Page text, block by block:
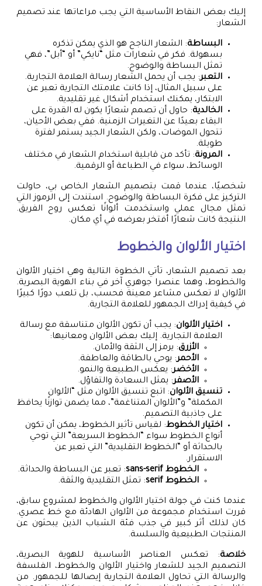
إليك بعض النقاط الأساسية التي يجب مراعاتها عند تصميم
الشعار:
البساطة: الشعار الناجح هو الذي يمكن تذكره
بسهولة. فكر في شعارات مثل “نايكي” أو “أبل”، فهي
تمثل البساطة والوضوح.
التعبر: يجب أن يحمل الشعار رسالة العلامة التجارية.
على سبيل المثال، إذا كانت علامتك التجارية تعبر عن
الابتكار، يمكنك استخدام أشكال غير تقليدية.
الخالدية: حاول أن تصمم شعارًا يكون له القدرة على
البقاء بعيدًا عن التغيرات الزمنية. ففي بعض الأحيان،
تتحول الموضات، ولكن الشعار الجيد يستمر لفترة
طويلة.
المرونة: تأكد من قابلية استخدام الشعار في مختلف
الوسائط، سواء في الطباعة أو الرقمية.
شخصيًا، عندما قمت بتصميم الشعار الخاص بي، حاولت
التركيز على فكرة البساطة والوضوح. استندت إلى الرموز التي
تمثل مجال عملي واستخدمت ألوانًا تعكس روح الفريق.
النتيجة كانت شعارًا أفتخر بعرضه في أي مكان.
اختيار الألوان والخطوط
بعد تصميم الشعار، تأتي الخطوة التالية وهي اختيار الألوان
والخطوط، وهما عنصرا جوهري آخر في بناء الهوية البصرية.
الألوان لا تعكس مشاعر معينة فحسب، بل تلعب دورًا كبيرًا
في كيفية إدراك الجمهور للعلامة التجارية.
اختيار الألوان: يجب أن تكون الألوان متناسقة مع رسالة
العلامة التجارية. إليك بعض الألوان ومعانيها:
الأزرق: يرمز إلى الثقة والأمان.
الأحمر: يوحي بالطاقة والعاطفة.
الأخضر: يعكس الطبيعة والنمو.
الأصفر: يمثل السعادة والتفاؤل.
تنسيق الألوان: اتبع تنسيق الألوان مثل “الألوان
المكملة” و”الألوان المتناغمة”، مما يضمن توازنًا يحافظ
على جاذبية التصميم.
اختيار الخطوط: لقياس تأثير الخطوط، يمكن أن تكون
أنواع الخطوط سواء “الخطوط السريعة” التي توحي
بالحداثة أو “الخطوط التقليدية” التي تعبر عن
الاستقرار.
الخطوط sans-serif
: تعبر عن البساطة والحداثة.
الخطوط serif
: تمثل التقليدية والثقة.
عندما كنت في جولة اختيار الألوان والخطوط لمشروع سابق،
قررت استخدام مجموعة من الألوان الهادئة مع خط عصري.
كان لذلك أثر كبير في جذب فئة الشباب الذين يبحثون عن
المنتجات الطبيعية والسلسة.
خلاصة: تعكس العناصر الأساسية للهوية البصرية،
التصميم الجيد للشعار واختيار الألوان والخطوط، الفلسفة
والرسالة التي تحاول العلامة التجارية إيصالها للجمهور. من